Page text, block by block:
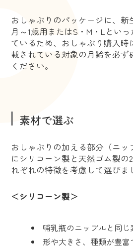
おしゃぶりのパッケージに、新
月～1歳用またはS・M・Lとい
ているため、おしゃぶり購入時
載されている対象の月齢を必ず
ください。
素材で選ぶ
おしゃぶりの加える部分（ニッ
にシリコーン製と天然ゴム製の
れぞれの特徴を考慮して選びま
＜シリコーン製＞
哺乳瓶のニップルと同じ
形や大きさ、種類が豊富